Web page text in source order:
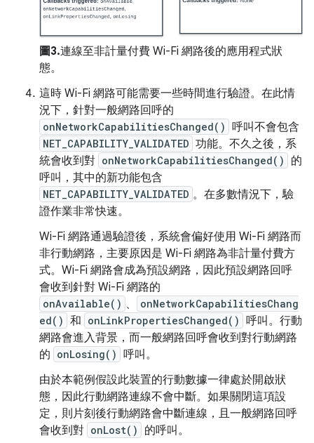
圖3.連線至非計量付費 Wi-Fi 網路後的應用程式狀
態。
這時 Wi-Fi 網路可能需要一些時間進行驗證。在此情
況下，針對一般網路回呼的
onNetworkCapabilitiesChanged() 呼叫不會包含
NET_CAPABILITY_VALIDATED 功能。不久之後，系
統會收到對 onNetworkCapabilitiesChanged()
的
呼叫，其中的新功能包含
NET_CAPABILITY_VALIDATED 。在多數情況下，驗
證作業非常快速。
Wi-Fi 網路通過驗證後，系統會偏好使用 Wi-Fi 網路而
非行動網路，主要原因是 Wi-Fi 網路為非計量付費方
式。Wi-Fi 網路會成為預設網路，因此預設網路回呼
會收到針對 Wi-Fi 網路的
onAvailable() 、
onNetworkCapabilitiesChang
ed() 和 onLinkPropertiesChanged() 呼叫。行動
網路會進入背景，而一般網路回呼會收到對行動網路
的 onLosing() 呼叫。
由於本範例假設此裝置的行動數據一律處於開啟狀
態，因此行動網路連線不會中斷。如果關閉這項設
定，則片刻後行動網路會中斷連線，且一般網路回呼
會收到對 onLost() 的呼叫。